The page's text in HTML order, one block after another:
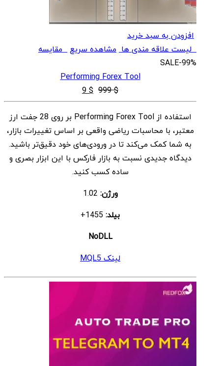
افزودن به سبد خرید
لیست علاقه مندی ها مشاهده سریعمقایسه
SALE-99%
Performing Forex Tool
$
999
قیمت
اصلی
$ 999
بود.
$
9 قیمت
فعلی
$ 9
است.
استفاده از Performing Forex Tool بر روی 28 جفت ارز
معتبر، با محاسبات ریاضی واقعی بر اساس تغییرات بازار،
به شما کمک می‌کند تا در ورودی‌های خود دقیق‌تر باشید.
دیدگاه جدیدی نسبت به بازار فارکس با این ابزار بصری و
ساده کسب کنید.
ورژن:
بیلد:
NoDLL
لینک MQL5